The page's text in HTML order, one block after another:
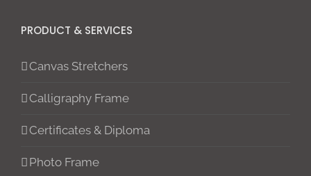
PRODUCT & SERVICES
Canvas Stretchers
Calligraphy Frame
Certificates & Diploma
Photo Frame